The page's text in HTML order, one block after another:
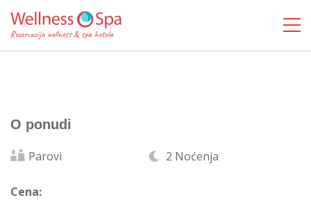
O ponudi
Parovi 2 Noćenja
Cena: